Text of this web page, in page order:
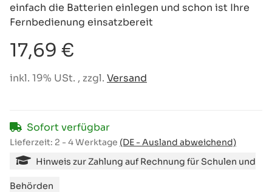
einfach die Batterien einlegen und schon ist Ihre
Fernbedienung einsatzbereit
17,69 €
inkl. 19% USt. , zzgl. Versand
Sofort verfügbar
Lieferzeit: 2 - 4 Werktage (DE - Ausland abweichend)
Hinweis zur Zahlung auf Rechnung für Schulen und
Behörden